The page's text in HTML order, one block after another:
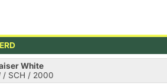
White
/ SCH / 2000